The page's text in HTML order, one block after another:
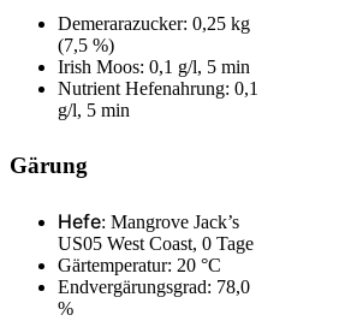
Demerarazucker: 0,25 kg
(7,5 %)
Irish Moos: 0,1 g/l, 5 min
Nutrient Hefenahrung: 0,1
g/l, 5 min
Gärung
Hefe: Mangrove Jack’s
US05 West Coast, 0 Tage
Gärtemperatur: 20 °C
Endvergärungsgrad: 78,0
%